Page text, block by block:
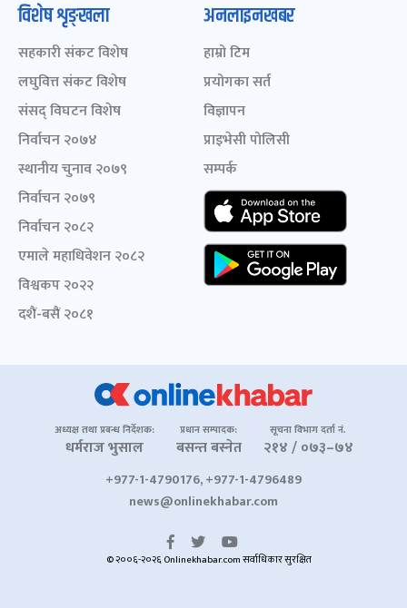
विशेष शृङ्खला
सहकारी संकट विशेष
लघुवित्त संकट विशेष
संसद् विघटन विशेष
निर्वाचन २०७४
स्थानीय चुनाव २०७९
निर्वाचन २०७९
निर्वाचन २०८२
एमाले महाधिवेशन २०८२
विश्वकप २०२२
दशैं-बसैं २०८१
अनलाइनखबर
हाम्रो टिम
प्रयोगका सर्त
विज्ञापन
प्राइभेसी पोलिसी
सम्पर्क
अध्यक्ष तथा प्रबन्ध निर्देशक:
धर्मराज भुसाल
प्रधान सम्पादक:
बसन्त बस्नेत
सूचना विभाग दर्ता नं.
२१४ / ०७३–७४
+977-1-4790176, +977-1-4796489
news@onlinekhabar.com
© २००६-२०२६ Onlinekhabar.com सर्वाधिकार सुरक्षित